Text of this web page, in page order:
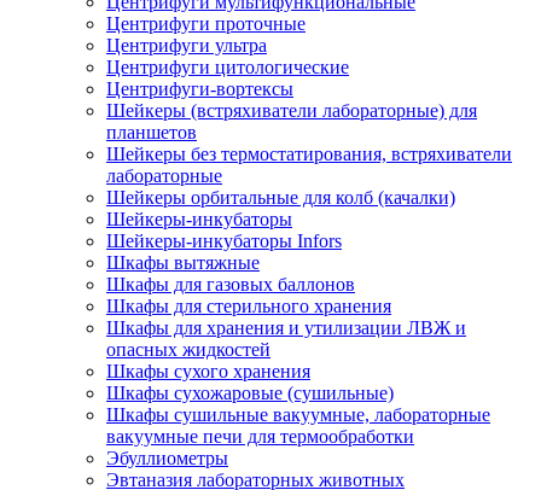
Центрифуги проточные
Центрифуги ультра
Центрифуги цитологические
Центрифуги-вортексы
Шейкеры (встряхиватели лабораторные) для
планшетов
Шейкеры без термостатирования, встряхиватели
лабораторные
Шейкеры орбитальные для колб (качалки)
Шейкеры-инкубаторы
Шейкеры-инкубаторы Infors
Шкафы вытяжные
Шкафы для газовых баллонов
Шкафы для стерильного хранения
Шкафы для хранения и утилизации ЛВЖ и
опасных жидкостей
Шкафы сухого хранения
Шкафы сухожаровые (сушильные)
Шкафы сушильные вакуумные, лабораторные
вакуумные печи для термообработки
Эбуллиометры
Эвтаназия лабораторных животных